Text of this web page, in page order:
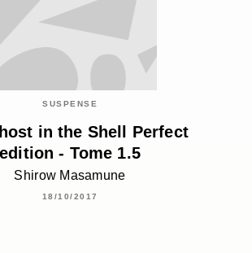
SUSPENSE
in the Shell Perfect
edition - Tome 1.5
Shirow Masamune
18/10/2017